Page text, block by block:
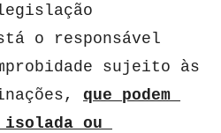
o responsável
sujeito às
que podem
ou